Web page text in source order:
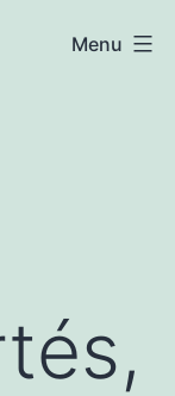
Menu